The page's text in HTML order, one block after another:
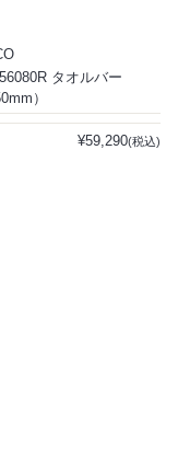
タオルバー
）
¥59,290(税込)